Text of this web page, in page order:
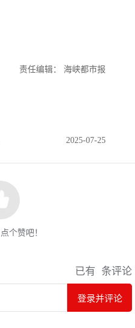
责任编辑： 海峡都市报
2025-07-25
个赞吧！
已有 条评论
登录并评论